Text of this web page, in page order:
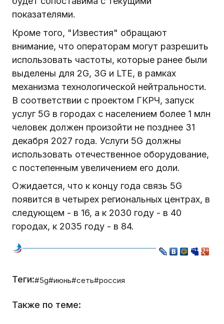
показателями.
Кроме того, "Известия" обращают
внимание, что операторам могут разрешить
использовать частоты, которые ранее были
выделены для 2G, 3G и LTE, в рамках
механизма технологической нейтральности.
В соответствии с проектом ГКРЧ, запуск
услуг 5G в городах с населением более 1 млн
человек должен произойти не позднее 31
декабря 2027 года. Услуги 5G должны
использовать отечественное оборудование,
с постепенным увеличением его доли.
Ожидается, что к концу года связь 5G
появится в четырех региональных центрах, в
следующем - в 16, а к 2030 году - в 40
городах, к 2035 году - в 84.
Теги:#5g#июнь#сеть#россия
Также по теме: